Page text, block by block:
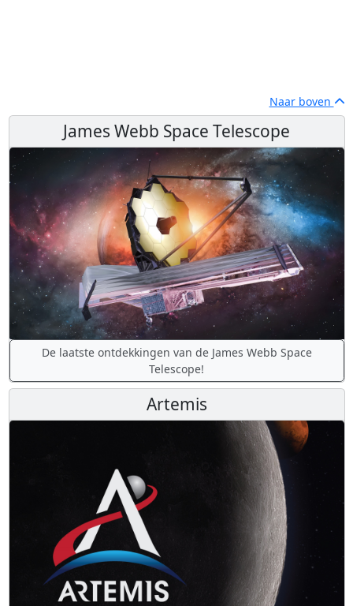
Naar boven
James Webb Space Telescope
De laatste ontdekkingen van de James Webb Space
Telescope!
Artemis